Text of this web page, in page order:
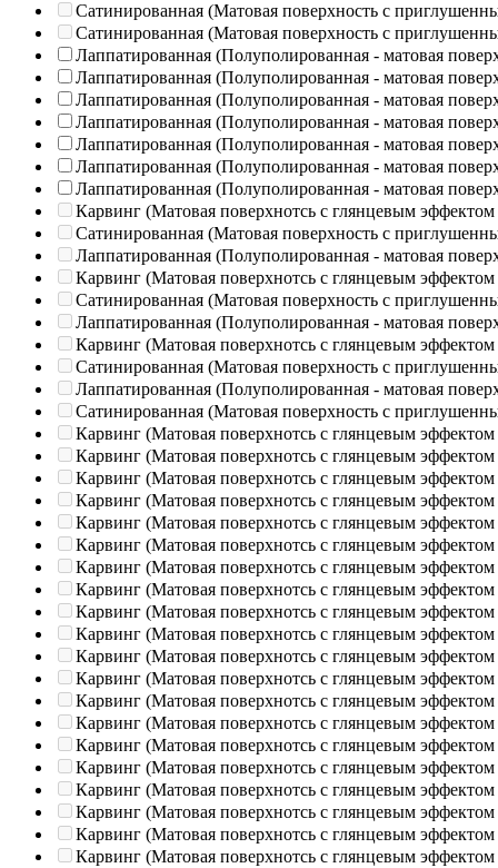
Сатинированная (Матовая поверхность с
Сатинированная (Матовая поверхность с
Лаппатированная (Полуполированная - матовая
Лаппатированная (Полуполированная - матовая
Лаппатированная (Полуполированная - матовая
Лаппатированная (Полуполированная - матовая
Лаппатированная (Полуполированная - матовая
Лаппатированная (Полуполированная - матовая
Лаппатированная (Полуполированная - матовая
Карвинг (Матовая поверхнотсь с глянцевым эффектом
Сатинированная (Матовая поверхность с
Лаппатированная (Полуполированная - матовая
Карвинг (Матовая поверхнотсь с глянцевым эффектом
Сатинированная (Матовая поверхность с
Лаппатированная (Полуполированная - матовая
Карвинг (Матовая поверхнотсь с глянцевым эффектом
Сатинированная (Матовая поверхность с
Лаппатированная (Полуполированная - матовая
Сатинированная (Матовая поверхность с
Карвинг (Матовая поверхнотсь с глянцевым эффектом
Карвинг (Матовая поверхнотсь с глянцевым эффектом
Карвинг (Матовая поверхнотсь с глянцевым эффектом
Карвинг (Матовая поверхнотсь с глянцевым эффектом
Карвинг (Матовая поверхнотсь с глянцевым эффектом
Карвинг (Матовая поверхнотсь с глянцевым эффектом
Карвинг (Матовая поверхнотсь с глянцевым эффектом
Карвинг (Матовая поверхнотсь с глянцевым эффектом
Карвинг (Матовая поверхнотсь с глянцевым эффектом
Карвинг (Матовая поверхнотсь с глянцевым эффектом
Карвинг (Матовая поверхнотсь с глянцевым эффектом
Карвинг (Матовая поверхнотсь с глянцевым эффектом
Карвинг (Матовая поверхнотсь с глянцевым эффектом
Карвинг (Матовая поверхнотсь с глянцевым эффектом
Карвинг (Матовая поверхнотсь с глянцевым эффектом
Карвинг (Матовая поверхнотсь с глянцевым эффектом
Карвинг (Матовая поверхнотсь с глянцевым эффектом
Карвинг (Матовая поверхнотсь с глянцевым эффектом
Карвинг (Матовая поверхнотсь с глянцевым эффектом
Карвинг (Матовая поверхнотсь с глянцевым эффектом